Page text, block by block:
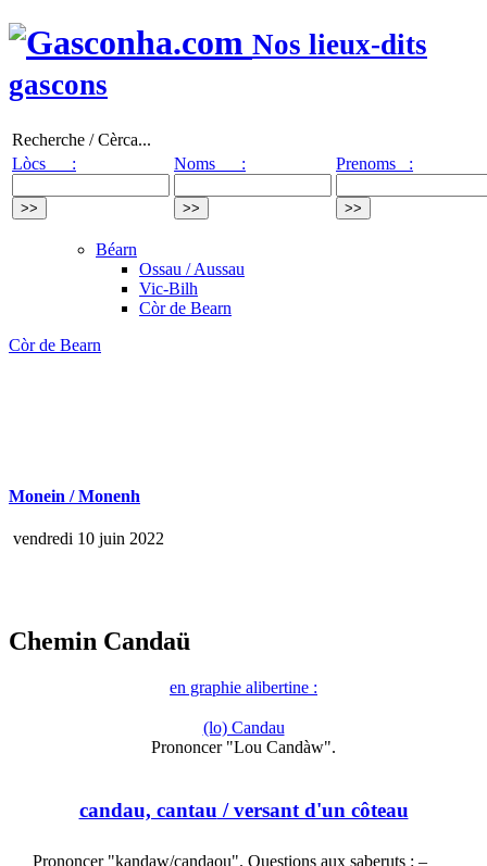
Nos lieux-dits
gascons
Recherche / Cèrca...
Lòcs :
Noms : Prenoms :
Béarn
Ossau / Aussau
Vic-Bilh
Còr de Bearn
Còr de Bearn
Monein / Monenh
vendredi 10 juin 2022
Chemin Candaü
en graphie alibertine :
(lo) Candau
Prononcer "Lou Candàw".
candau, cantau / versant d'un côteau
Prononcer "kandaw/candaou". Questions aux saberuts : –